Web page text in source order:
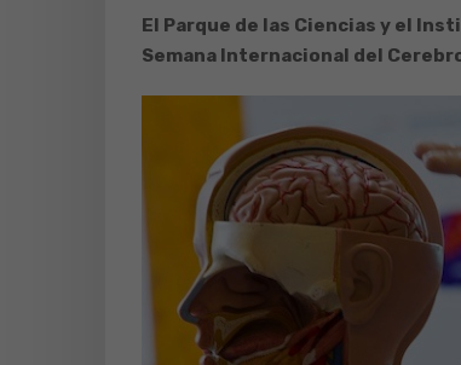
El Parque de las Ciencias y el
Semana Internacional del